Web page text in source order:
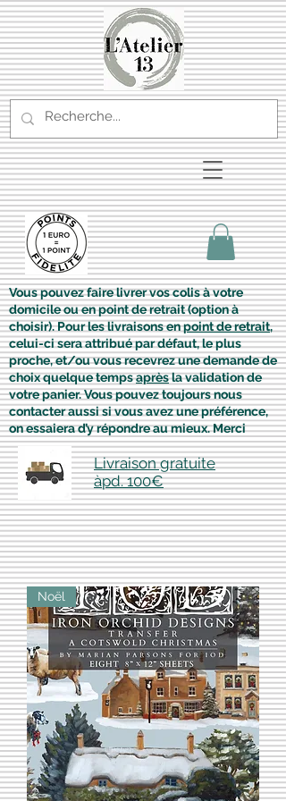
Vous pouvez faire livrer vos colis à votre
domicile ou en point de retrait (option à
choisir). Pour les livraisons enpoint de retrait,
celui-ci sera attribué par défaut, le plus
proche, et/ou vous recevrez une demande de
choix quelque tempsaprèsla validation de
votre panier. Vous pouvez toujours nous
contacter aussi si vous avez une préférence,
on essaiera d’y répondre au mieux. Merci
Livraison gratuite
àpd. 100€
Noël